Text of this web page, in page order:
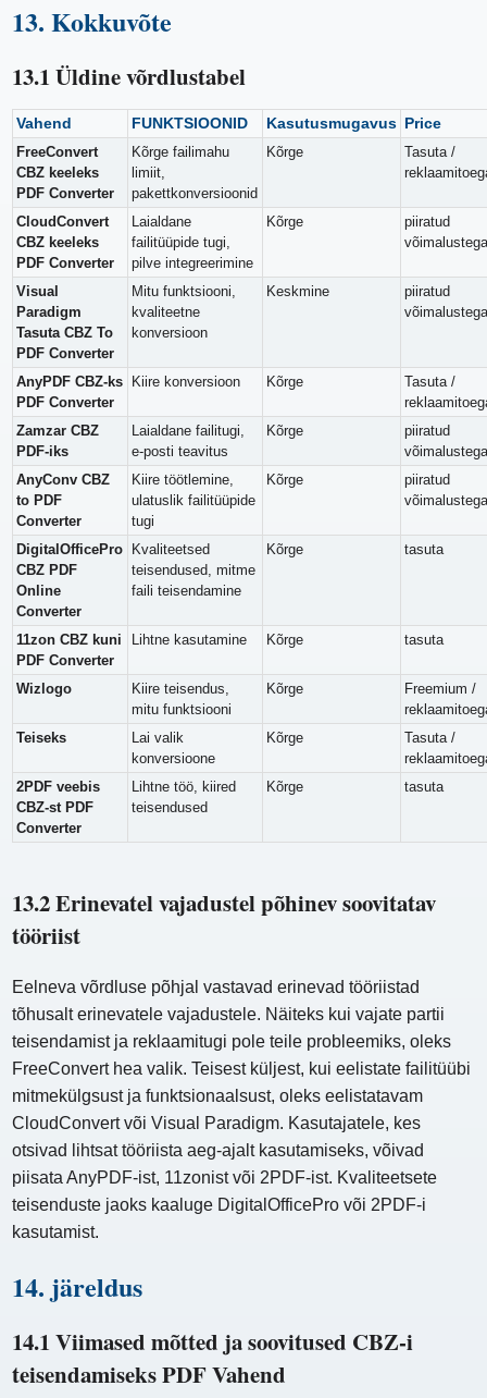
13. Kokkuvõte
13.1 Üldine võrdlustabel
Vahend FUNKTSIOONID Kasutusmugavus Price
FreeConvert
CBZ keeleks
PDF Converter
Kõrge failimahu
limiit,
pakettkonversioonid
Kõrge
Tasuta /
CloudConvert
CBZ keeleks
PDF Converter
Laialdane
failitüüpide tugi,
pilve integreerimine
Kõrge
piiratud
Visual
Paradigm
Tasuta CBZ To
PDF Converter
Mitu funktsiooni,
kvaliteetne
konversioon
Keskmine
piiratud
AnyPDF CBZ-ks
PDF Converter
Kiire konversioon Kõrge
Tasuta /
Zamzar CBZ
PDF-iks
Laialdane failitugi,
e-posti teavitus
Kõrge
piiratud
AnyConv CBZ
to PDF
Converter
Kiire töötlemine,
ulatuslik failitüüpide
tugi
Kõrge
piiratud
DigitalOfficePro
CBZ PDF
Online
Converter
Kvaliteetsed
teisendused, mitme
faili teisendamine
Kõrge tasuta
11zon CBZ kuni
PDF Converter
Lihtne kasutamine Kõrge tasuta
Wizlogo
Kiire teisendus,
mitu funktsiooni
Kõrge
Freemium /
Teiseks
Lai valik
konversioone
Kõrge
Tasuta /
2PDF veebis
CBZ-st PDF
Converter
Lihtne töö, kiired
teisendused
Kõrge tasuta
13.2 Erinevatel vajadustel põhinev soovitatav
tööriist
Eelneva võrdluse põhjal vastavad erinevad tööriistad
tõhusalt erinevatele vajadustele. Näiteks kui vajate partii
teisendamist ja reklaamitugi pole teile probleemiks, oleks
FreeConvert hea valik. Teisest küljest, kui eelistate failitüübi
mitmekülgsust ja funktsionaalsust, oleks eelistatavam
CloudConvert või Visual Paradigm. Kasutajatele, kes
otsivad lihtsat tööriista aeg-ajalt kasutamiseks, võivad
piisata AnyPDF-ist, 11zonist või 2PDF-ist. Kvaliteetsete
teisenduste jaoks kaaluge DigitalOfficePro või 2PDF-i
kasutamist.
14. järeldus
14.1 Viimased mõtted ja soovitused CBZ-i
teisendamiseks PDF Vahend